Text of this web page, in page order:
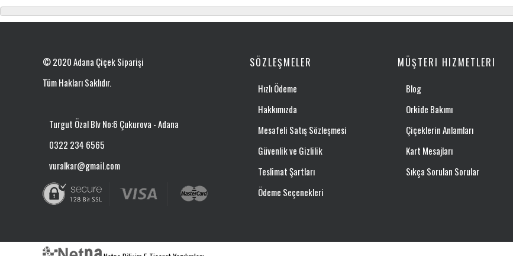
© 2020 Adana Çiçek Siparişi
Tüm Hakları Saklıdır.
Turgut Özal Blv No:6 Çukurova - Adana
0322 234 6565
vuralkar@gmail.com
SÖZLEŞMELER
Hızlı Ödeme
Hakkımızda
Mesafeli Satış Sözleşmesi
Güvenlik ve Gizlilik
Teslimat Şartları
Ödeme Seçenekleri
MÜŞTERI HIZMETLERI
Blog
Orkide Bakımı
Çiçeklerin Anlamları
Kart Mesajları
Sıkça Sorulan Sorular